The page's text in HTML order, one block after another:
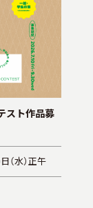
スト作品募
（水）正午